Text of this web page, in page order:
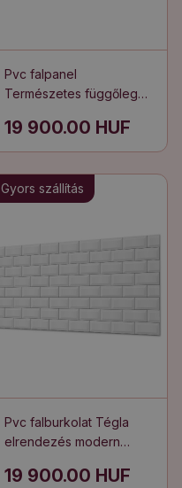
Pvc falpanel
Természetes függőleges
19 900.00 HUF
Gyors szállítás
Pvc falburkolat Tégla
elrendezés modern
19 900.00 HUF